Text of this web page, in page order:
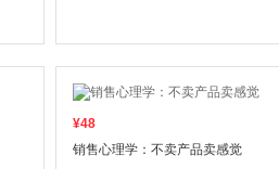
¥48
销售心理学：不卖产品卖感觉